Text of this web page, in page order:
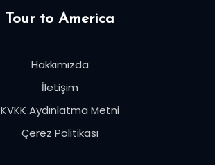
Tour to America
Hakkımızda
İletişim
KVKK Aydınlatma Metni
Çerez Politikası